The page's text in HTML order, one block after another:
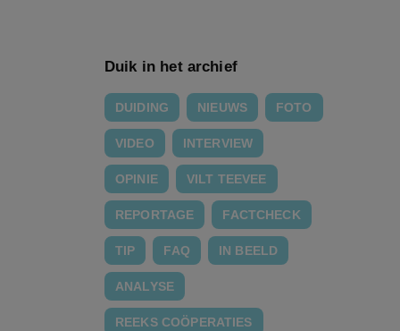
Duik in het archief
DUIDING NIEUWS FOTO
VIDEO INTERVIEW
OPINIE VILT TEEVEE
REPORTAGE FACTCHECK
TIP FAQ IN BEELD
ANALYSE
REEKS COÖPERATIES